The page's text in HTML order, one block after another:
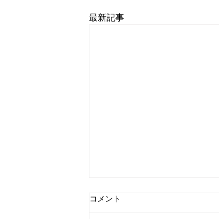
最新記事
独り言：ドローン体験
こんにちは、Dancing Shigekoで
コメント